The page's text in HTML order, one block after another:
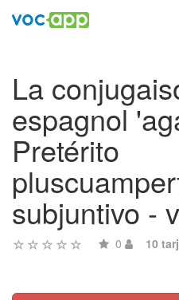
La
espagnol
Pretérito
subjuntivo -
0 10